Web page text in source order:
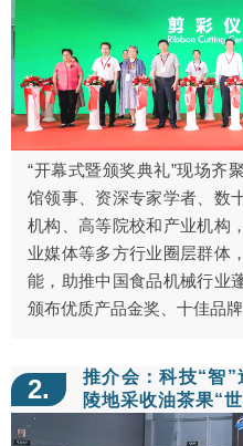
“开幕式暨颁奖典礼”现场齐
馆领事、资深专家学者、数
机构、高等院校和产业机构
业媒体等多方行业圈层群体
能，助推中国食品机械行业
颁布优质产品金奖、十佳品牌
2.
推介会：科技“智
陵地采收油茶果“